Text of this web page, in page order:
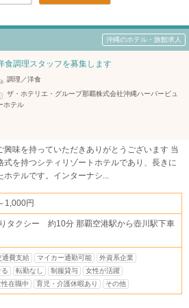
沖縄のホテル・旅館求人
食調理スタッフを募集します
調理／洋食
ザ・ホテリエ・グループ那覇株式会社沖縄ハーバービュ
ホテル
味を持っていただきありがとうございます 当
式を持つシティリゾートホテルであり、長きに
テルです。インターナシ...
1,000円
タクシー 約10分 那覇空港駅から壺川駅下車
通費支給 マイカー通勤可能
外資系企業
転勤なし 制服貸与
女性が活躍
在職中
育児・介護休暇あり その他